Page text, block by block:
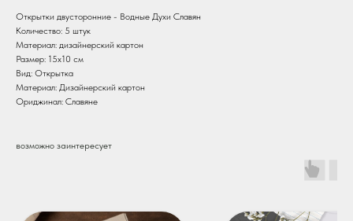
Открытки двусторонние - Водные Духи Славян
Количество: 5 штук
Материал: дизайнерский картон
Размер: 15х10 см
Вид: Открытка
Материал: Дизайнерский картон
Ориджинал: Славяне
возможно заинтересует